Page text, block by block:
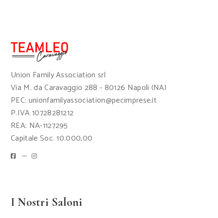
Union Family Association srl
Via M. da Caravaggio 288 - 80126 Napoli (NA)
PEC: unionfamilyassociation@pecimprese.it
P.IVA 10728281212
REA: NA-1127295
Capitale Soc. 10.000,00
I Nostri Saloni